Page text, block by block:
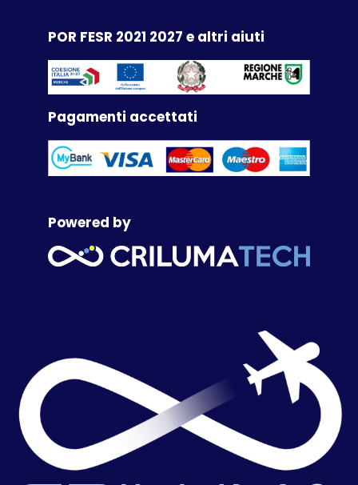
POR FESR 2021 2027 e altri aiuti
Pagamenti accettati
Powered by